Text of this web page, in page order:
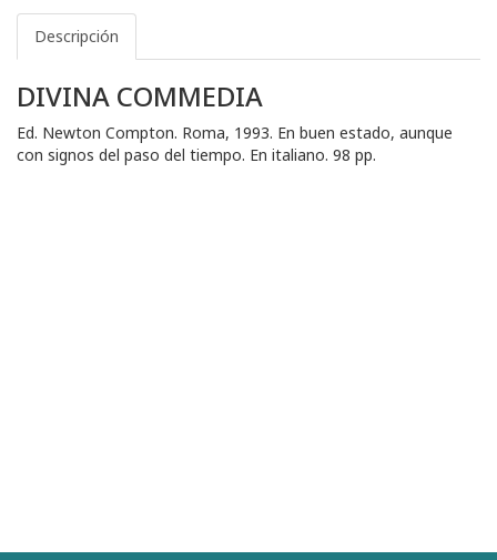
Descripción
DIVINA COMMEDIA
Ed. Newton Compton. Roma, 1993. En buen estado, aunque
con signos del paso del tiempo. En italiano. 98 pp.